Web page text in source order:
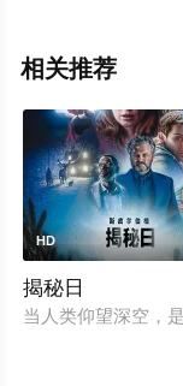
相关推荐
HD
揭秘日
当人类仰望深空，